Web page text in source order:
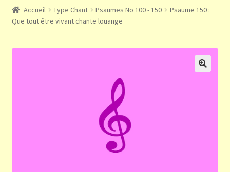
le
Mon compte
Validation de la commande
Accueil Type Chant Psaumes No 100 - 150
Psaume 150 :
Que tout être vivant chante louange